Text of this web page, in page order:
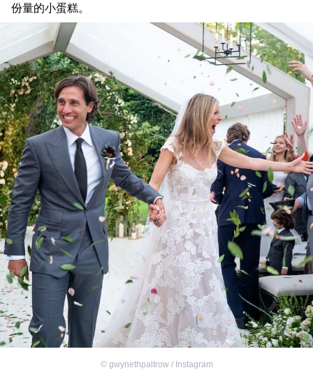
份量的小蛋糕。
© gwynethpaltrow / Instagram